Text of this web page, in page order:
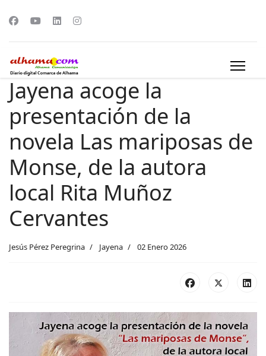
Jayena acoge la
presentación de la
novela Las mariposas de
Monse, de la autora
local Rita Muñoz
Cervantes
Jesús Pérez Peregrina Jayena 02 Enero 2026